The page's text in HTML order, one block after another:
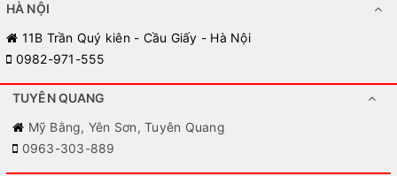
HÀ NỘI
11B Trần Quý kiên - Cầu Giấy - Hà Nội
0982-971-555
TUYÊN QUANG
Mỹ Bằng, Yên Sơn, Tuyên Quang
0963-303-889